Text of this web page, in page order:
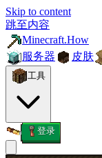
Skip to content
跳至内容
Minecraft.How
服务器
皮肤
工具
登录